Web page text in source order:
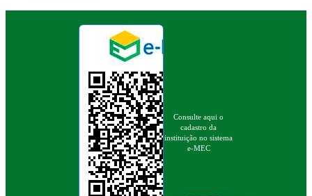
Consulte aqui o
cadastro da
instituição no sistema
e-MEC